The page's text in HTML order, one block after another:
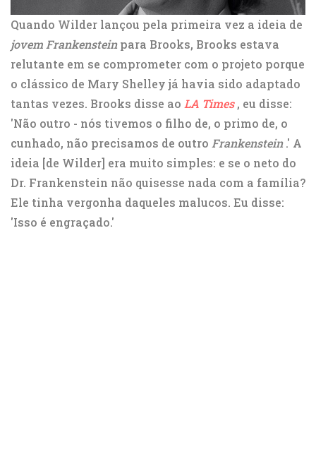
Quando Wilder lançou pela primeira vez a ideia de
jovem Frankensteinpara Brooks, Brooks estava
relutante em se comprometer com o projeto porque
o clássico de Mary Shelley já havia sido adaptado
tantas vezes. Brooks disse ao LA Times , eu disse:
'Não outro - nós tivemos o filho de, o primo de, o
cunhado, não precisamos de outro Frankenstein.' A
ideia [de Wilder] era muito simples: e se o neto do
Dr. Frankenstein não quisesse nada com a família?
Ele tinha vergonha daqueles malucos. Eu disse:
'Isso é engraçado.'